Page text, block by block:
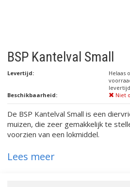
BSP Kantelval Small
Levertijd:
Helaas
Beschikbaarheid:
Niet
De BSP Kantelval Small is een
muizen, die zeer gemakkelijk te
voorzien van een lokmiddel.
Lees meer